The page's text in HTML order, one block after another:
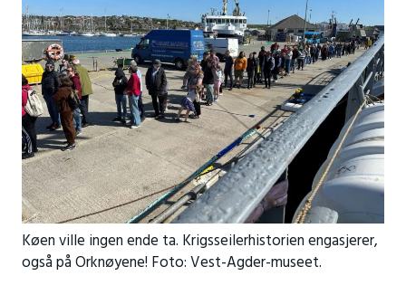
Køen ville ingen ende ta. Krigsseilerhistorien engasjerer,
også på Orknøyene! Foto: Vest-Agder-museet.